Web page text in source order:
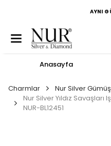
AYNI
Anasayfa
Charmlar
Nur Silver
Nur Silver Yıldız Savaşları
NUR-BL12451